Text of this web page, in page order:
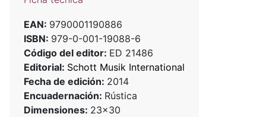
EAN: 9790001190886
ISBN: 979-0-001-19088-6
Código del editor: ED 21486
Editorial: Schott Musik International
Fecha de edición: 2014
Encuadernación: Rústica
Dimensiones: 23x30